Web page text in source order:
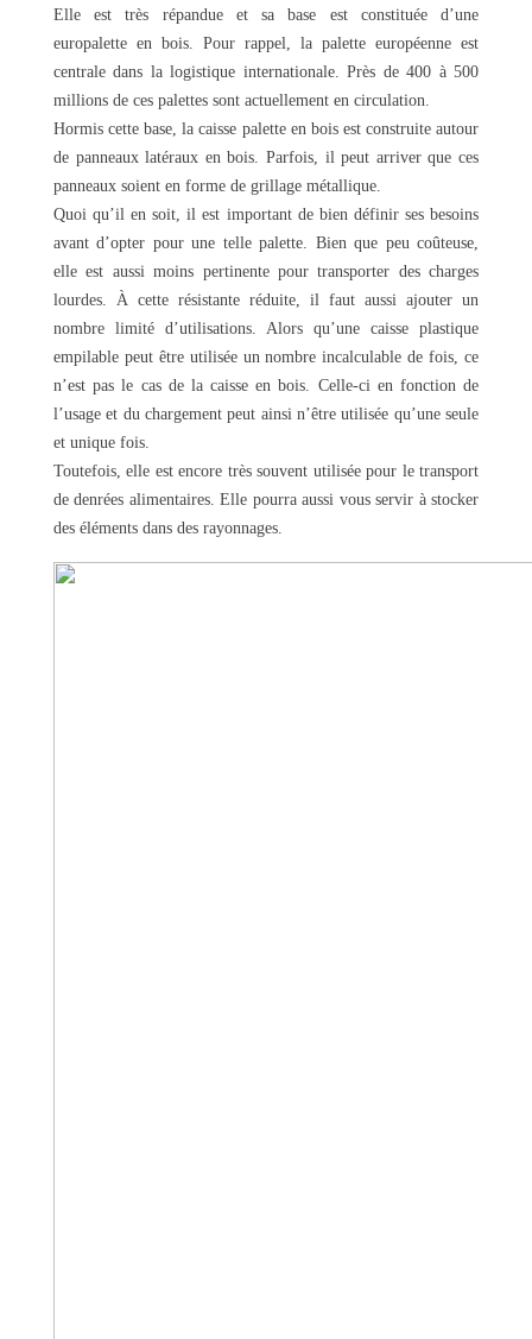
Elle est très répandue et sa base est constituée d’une
europalette en bois. Pour rappel, la palette européenne est
centrale dans la logistique internationale. Près de 400 à 500
millions de ces palettes sont actuellement en circulation.
Hormis cette base, la caisse palette en bois est construite autour
de panneaux latéraux en bois. Parfois, il peut arriver que ces
panneaux soient en forme de grillage métallique.
Quoi qu’il en soit, il est important de bien définir ses besoins
avant d’opter pour une telle palette. Bien que peu coûteuse,
elle est aussi moins pertinente pour transporter des charges
lourdes. À cette résistante réduite, il faut aussi ajouter un
nombre limité d’utilisations. Alors qu’une caisse plastique
empilable peut être utilisée un nombre incalculable de fois, ce
n’est pas le cas de la caisse en bois. Celle-ci en fonction de
l’usage et du chargement peut ainsi n’être utilisée qu’une seule
et unique fois.
Toutefois, elle est encore très souvent utilisée pour le transport
de denrées alimentaires. Elle pourra aussi vous servir à stocker
des éléments dans des rayonnages.